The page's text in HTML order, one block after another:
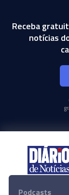
Receba
notícias
Podcasts